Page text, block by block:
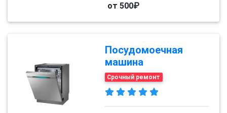
от 500₽
Посудомоечная
машина
Срочный ремонт